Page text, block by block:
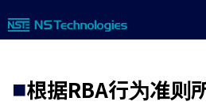
根据RBA行为准则